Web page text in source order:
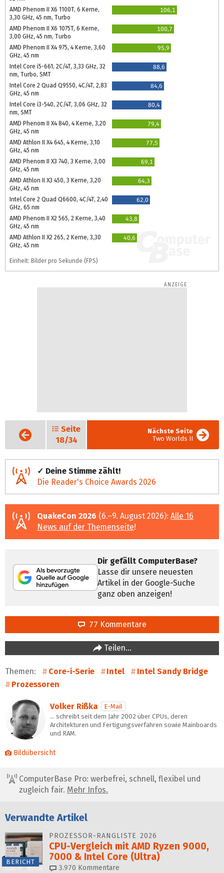
AMD Phenom II X6 1100T, 6 Kerne,
3,30 GHz, 45 nm, Turbo
106,1
AMD Phenom II X6 1075T, 6 Kerne,
3,00 GHz, 45 nm, Turbo
100,7
AMD Phenom II X4 975, 4 Kerne, 3,60
GHz, 45 nm
95,9
Intel Core i5-661, 2C/4T, 3,33 GHz, 32
nm, Turbo, SMT
88,6
Intel Core 2 Quad Q9550, 4C/4T, 2,83
GHz, 45 nm
84,6
Intel Core i3-540, 2C/4T, 3,06 GHz, 32
nm, SMT
80,4
AMD Phenom II X4 840, 4 Kerne, 3,20
GHz, 45 nm
79,4
AMD Athlon II X4 645, 4 Kerne, 3,10
GHz, 45 nm
77,5
AMD Phenom II X3 740, 3 Kerne, 3,00
GHz, 45 nm
69,1
AMD Athlon II X3 450, 3 Kerne, 3,20
GHz, 45 nm
64,3
Intel Core 2 Quad Q6600, 4C/4T, 2,40
GHz, 65 nm
62,0
AMD Phenom II X2 565, 2 Kerne, 3,40
GHz, 45 nm
43,8
AMD Athlon II X2 265, 2 Kerne, 3,30
GHz, 45 nm
40,6
Einheit: Bilder pro Sekunde (FPS)
Vorige
Seite
Seite
18/34
Nächste Seite
Two Worlds II
✓ Deine Stimme zählt!
Die Reader's Choice Awards 2026
QuakeCon 2026 (6.–9. August 2026): Alle 16
News auf der Themenseite!
Dir gefällt ComputerBase?
Lasse dir unsere neuesten
Artikel in der Google-Suche
ganz oben anzeigen!
77 Kommentare
Teilen…
Themen: Core-i-Serie Intel
Intel Sandy Bridge
Prozessoren
Volker Rißka
E-Mail
… schreibt seit dem Jahr 2002 über CPUs, deren
Architekturen und Fertigungsverfahren sowie Mainboards
und RAM.
Bildübersicht
ComputerBase Pro: werbefrei, schnell, flexibel und
zugleich fair. Mehr Infos.
Verwandte Artikel
BERICHT
PROZESSOR-RANGLISTE 2026
CPU-Vergleich mit AMD Ryzen 9000,
7000 & Intel Core (Ultra)
3.970 Kommentare